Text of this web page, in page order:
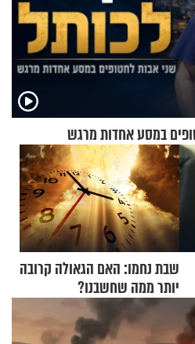
במסע אחדות מרגש
שבת נחמו: האם הגאולה קרובה
יותר ממה שחשבנו?